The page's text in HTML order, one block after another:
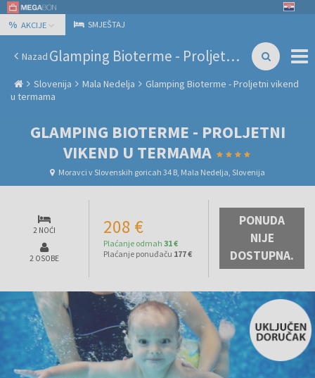
% AKCIJE SMJEŠTAJ
Nazad Glamping Bioterme - Proljetni vikend u termama
Slovenija Mala Nedelja
Glamping Bioterme - Proljetni vikend
u termama
GLAMPING BIOTERME - PROLJETNI
VIKEND U TERMAMA
Moravci v Slovenskih goricah 34 B, Mala Nedelja, Slovenija
2 NOĆI
2 OSOBE
208 €
Plaćanje odmah 31 €
Plaćanje ponuđaču 177 €
PONUDA
NIJE
DOSTUPNA.